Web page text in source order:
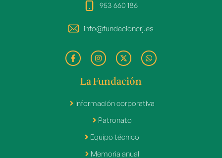
953 660 186
info@fundacioncrj.es
La Fundación
Información corporativa
Patronato
Equipo técnico
Memoria anual